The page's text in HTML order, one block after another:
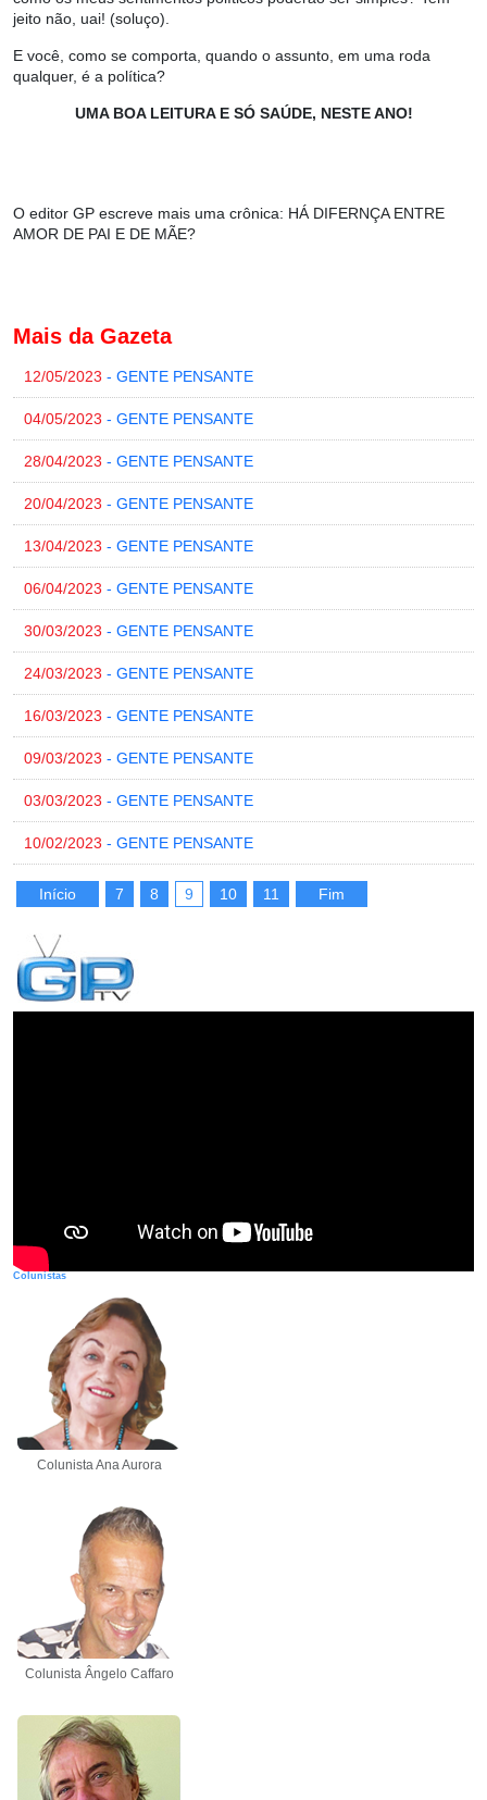
jeito não, uai! (soluço).
E você, como se comporta, quando o assunto, em uma roda
qualquer, é a política?
UMA BOA LEITURA E SÓ SAÚDE, NESTE ANO!
O editor GP escreve mais uma crônica: HÁ DIFERNÇA ENTRE
AMOR DE PAI E DE MÃE?
Mais da Gazeta
12/05/2023 - GENTE PENSANTE
04/05/2023 - GENTE PENSANTE
28/04/2023 - GENTE PENSANTE
20/04/2023 - GENTE PENSANTE
13/04/2023 - GENTE PENSANTE
06/04/2023 - GENTE PENSANTE
30/03/2023 - GENTE PENSANTE
24/03/2023 - GENTE PENSANTE
16/03/2023 - GENTE PENSANTE
09/03/2023 - GENTE PENSANTE
03/03/2023 - GENTE PENSANTE
10/02/2023 - GENTE PENSANTE
Início 7 8 9 10 11 Fim
Colunistas
Colunista Ana Aurora
Colunista Ângelo Caffaro